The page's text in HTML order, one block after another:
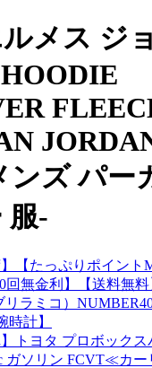
メス ジ
ンズ パー
服-
】【たっぷりポイン
無金利】【送料無料
ラミコ）
計】
】トヨタ プロボック
ガソリン FCVT≪カ